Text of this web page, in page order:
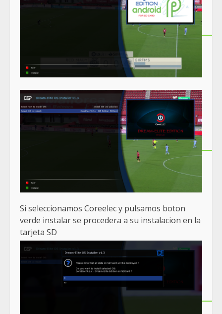
Si seleccionamos Coreelec y pulsamos boton
verde instalar se procedera a su instalacion en la
tarjeta SD